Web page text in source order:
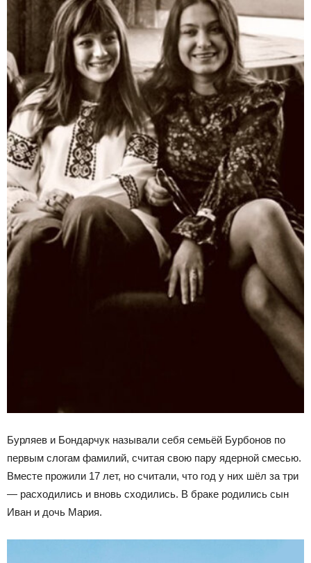
Бурляев и Бондарчук называли себя семьёй Бурбонов по
первым слогам фамилий, считая свою пару ядерной смесью.
Вместе прожили 17 лет, но считали, что год у них шёл за три
— расходились и вновь сходились. В браке родились сын
Иван и дочь Мария.